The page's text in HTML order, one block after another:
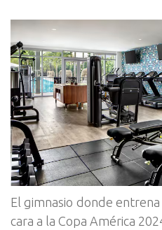
El gimnasio donde
cara a la Copa América